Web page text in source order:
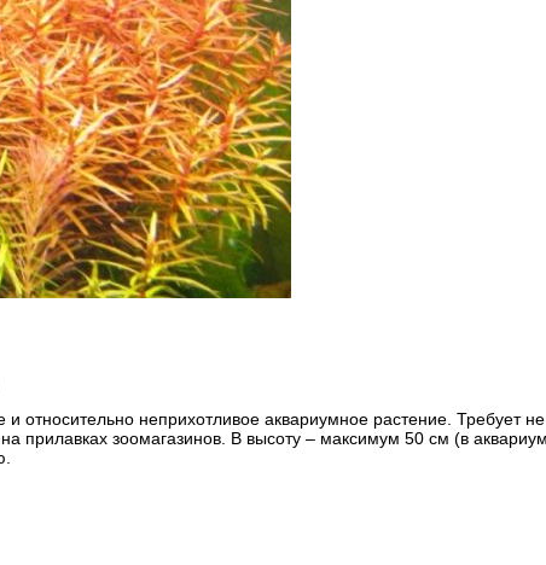
и относительно неприхотливое аквариумное растение. Требует
прилавках зоомагазинов. В высоту – максимум 50 см (в